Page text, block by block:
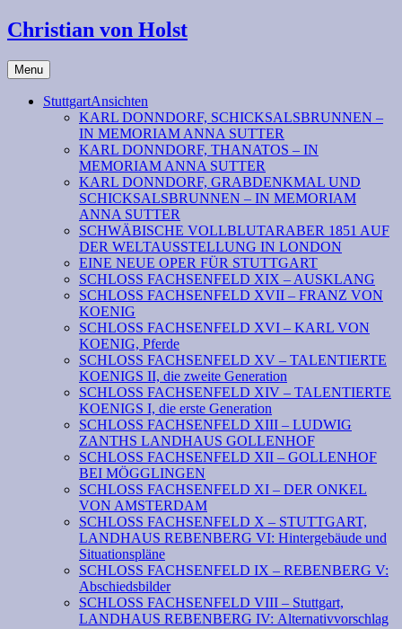
Christian von Holst
Menu
StuttgartAnsichten
KARL DONNDORF, SCHICKSALSBRUNNEN –
IN MEMORIAM ANNA SUTTER
KARL DONNDORF, THANATOS – IN
MEMORIAM ANNA SUTTER
KARL DONNDORF, GRABDENKMAL UND
SCHICKSALSBRUNNEN – IN MEMORIAM
ANNA SUTTER
SCHWÄBISCHE VOLLBLUTARABER 1851 AUF
DER WELTAUSSTELLUNG IN LONDON
EINE NEUE OPER FÜR STUTTGART
SCHLOSS FACHSENFELD XIX – AUSKLANG
SCHLOSS FACHSENFELD XVII – FRANZ VON
KOENIG
SCHLOSS FACHSENFELD XVI – KARL VON
KOENIG, Pferde
SCHLOSS FACHSENFELD XV – TALENTIERTE
KOENIGS II, die zweite Generation
SCHLOSS FACHSENFELD XIV – TALENTIERTE
KOENIGS I, die erste Generation
SCHLOSS FACHSENFELD XIII – LUDWIG
ZANTHS LANDHAUS GOLLENHOF
SCHLOSS FACHSENFELD XII – GOLLENHOF
BEI MÖGGLINGEN
SCHLOSS FACHSENFELD XI – DER ONKEL
VON AMSTERDAM
SCHLOSS FACHSENFELD X – STUTTGART,
LANDHAUS REBENBERG VI: Hintergebäude und
Situationspläne
SCHLOSS FACHSENFELD IX – REBENBERG V:
Abschiedsbilder
SCHLOSS FACHSENFELD VIII – Stuttgart,
LANDHAUS REBENBERG IV: Alternativvorschlag